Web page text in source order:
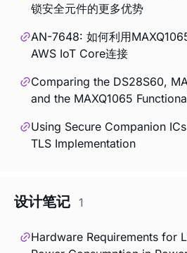
锁安全元件的更多优势
AN-7648: 如何利用
AWS IoT Core连接
Comparing the DS28S60,
and the MAXQ1065
Using Secure Companion
TLS Implementation
设计笔记 1
Hardware Requirements for